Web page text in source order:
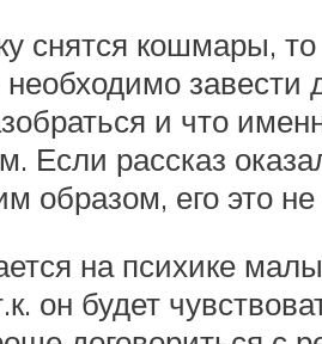
снятся кошмары,
завести
и что
Если рассказ
образом, его это не
на психике
он будет